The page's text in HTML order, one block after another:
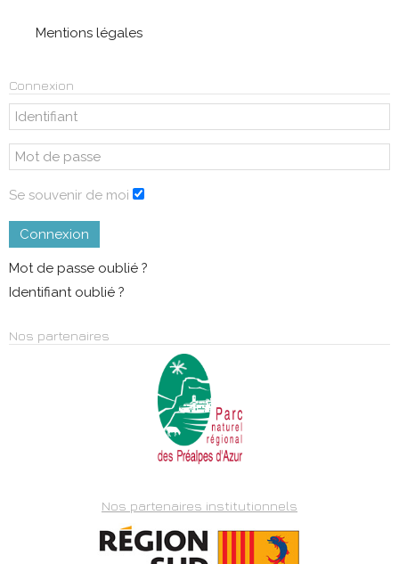
Mentions légales
Connexion
Se souvenir de moi
Connexion
Mot de passe oublié ?
Identifiant oublié ?
Nos partenaires
Nos partenaires institutionnels